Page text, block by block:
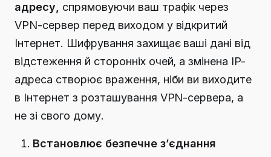
адресу, спрямовуючи ваш трафік через
VPN-сервер перед виходом у відкритий
Інтернет. Шифрування захищає ваші дані від
відстеження й сторонніх очей, а змінена IP-
адреса створює враження, ніби ви виходите
в Інтернет з розташування VPN-сервера, а
не зі свого дому.
Встановлює безпечне з’єднання